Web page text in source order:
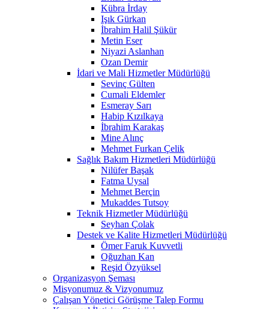
Kübra İrday
Işık Gürkan
İbrahim Halil Şükür
Metin Eser
Niyazi Aslanhan
Ozan Demir
İdari ve Mali Hizmetler Müdürlüğü
Sevinç Gülten
Cumali Eldemler
Esmeray Sarı
Habip Kızılkaya
İbrahim Karakaş
Mine Alınç
Mehmet Furkan Çelik
Sağlık Bakım Hizmetleri Müdürlüğü
Nilüfer Başak
Fatma Uysal
Mehmet Berçin
Mukaddes Tutsoy
Teknik Hizmetler Müdürlüğü
Seyhan Çolak
Destek ve Kalite Hizmetleri Müdürlüğü
Ömer Faruk Kuvvetli
Oğuzhan Kan
Reşid Özyüksel
Organizasyon Şeması
Misyonumuz & Vizyonumuz
Çalışan Yönetici Görüşme Talep Formu